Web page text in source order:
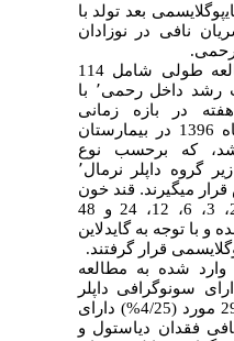
بعد تولد با
نافی در نوزادان
مطالعه طولی شامل 114
رشد داخل رحمی٬ با
حاملگی 28 تا40 هفته در بازه زمانی
اردیبهشت 1395 تا مهر ماه 1396 در بیمارستان
که برحسب نوع
گروه داپلر نرمال٬
می­گیرند. قند خون
نوزادان طی ساعات 1، 2، 3، 6، 12، 24 و 48
و با توجه به گایدلاین
قرار گرفتند.
114 نمونه وارد شده به مطالعه
مورد (8/65%) دارای سونوگرافی داپلر
شریان نافی نرمال، تعداد 29 مورد (4/25%) دارای
فقدان دیاستول و